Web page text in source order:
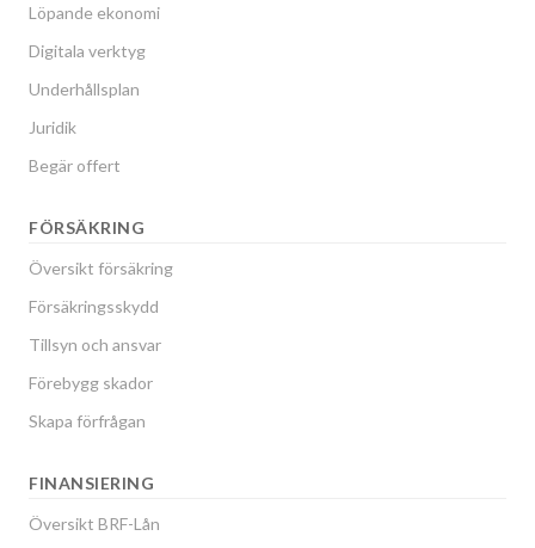
Löpande ekonomi
Digitala verktyg
Underhållsplan
Juridik
Begär offert
FÖRSÄKRING
Översikt försäkring
Försäkringsskydd
Tillsyn och ansvar
Förebygg skador
Skapa förfrågan
FINANSIERING
Översikt BRF-Lån